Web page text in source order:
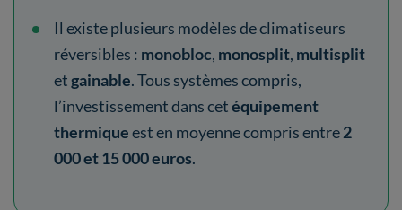
Il existe plusieurs modèles de climatiseurs
réversibles : monobloc, monosplit, multisplit
etgainable. Tous systèmes compris,
l’investissement dans cetéquipement
thermiqueest en moyenne compris entre2
000 et 15 000 euros.